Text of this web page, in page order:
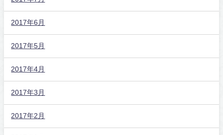
2017年6月
2017年5月
2017年4月
2017年3月
2017年2月